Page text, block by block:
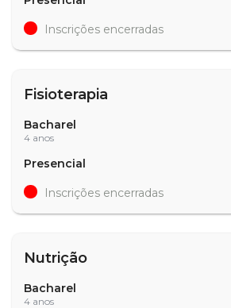
Inscrições encerradas
Fisioterapia
Bacharel
4 anos
Presencial
Inscrições encerradas
Nutrição
Bacharel
4 anos